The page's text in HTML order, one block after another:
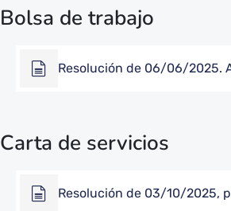
Bolsa de trabajo
Resolución de 06/06/2025.
Carta de servicios
Resolución de 03/10/2025,